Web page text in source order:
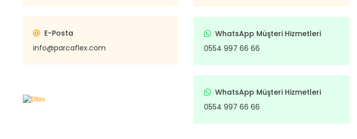
E-Posta
info@parcaflex.com
WhatsApp Müşteri Hizmetleri
0554 997 66 66
WhatsApp Müşteri Hizmetleri
0554 997 66 66